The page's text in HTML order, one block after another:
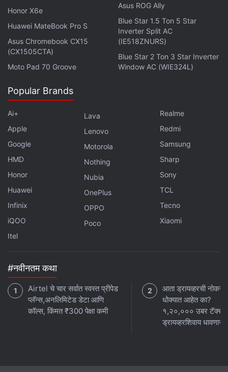
E85 इंधनाची उपलब्धता अद्याप मर्यादित
Flex Fuel वाहन बाजारात आले असले तरी E85 इंधनाची उपलब्धता
सध्या खूपच मर्यादित आहे. E85 साठी स्वतंत्र डिस्पेंसर आणि स्टोरेज
इन्फ्रास्ट्रक्चरची आवश्यकता असेल. सध्या देशात E20 इंधनाचा बेस
2027 पर्यंत 5,000 E85 डिस्पेंसर बसवण्याचे लक्ष्य
केंद्रीय पेट्रोलियम आणि नैसर्गिक वायू मंत्री Hardeep Singh Puri
यांनी नुकतीच E85 इंधन नेटवर्कसंदर्भातील योजना जाहीर केली आहे.
त्यांच्या मते, सुरुवातीला दिल्ली-एनसीआर आणि मुंबई-पुणे-नागपूर
कॉरिडॉरमध्ये 50 ते 100 E85 डिस्पेंसिंग स्टेशन सुरू केले जातील.
त्यानंतर या वर्षाच्या अखेरीपर्यंत त्यांची संख्या 500 पर्यंत नेण्याचे लक्ष्य
आहे.
शहरांमध्ये सुमारे 5,000 E85 डिस्पेंसिंग स्टेशन उभारले जाऊ शकतात.
Honor X6e
Huawei MateBook Pro S
Asus Chromebook CX15
(CX1505CTA)
Moto Pad 70 Groove
Asus ROG Ally
Blue Star 1.5 Ton 5 Star
Inverter Split AC
(IE518ZNURS)
Blue Star 2 Ton 3 Star Inverter
Window AC (WIE324L)
Popular Brands
Ai+
Apple
Google
HMD
Honor
Huawei
Infinix
iQOO
Itel
Lava
Lenovo
Motorola
Nothing
Nubia
OnePlus
OPPO
Poco
Realme
Redmi
Samsung
Sharp
Sony
TCL
Tecno
Xiaomi
#नवीनतम कथा
Airtel चे चार सर्वात स्वस्त प्रीपेड
प्लॅन्स,अनलिमिटेड डेटा आणि
कॉल्स, किंमत ₹300 पेक्षा कमी
आता ड्रायव्हरची नोकरी
धोक्यात आहेत का?
१,२०,००० उबर टॅक्सी
ड्रायव्हरशिवाय धावणार!